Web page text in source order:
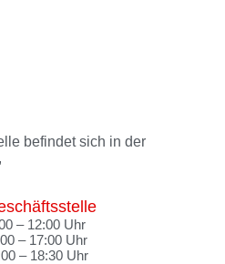
befindet sich in der
– 12:00 Uhr
– 17:00 Uhr
– 18:30 Uhr